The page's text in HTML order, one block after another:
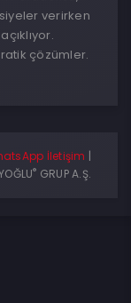
verirken
çözümler.
İletişim |
® GRUP A.Ş.